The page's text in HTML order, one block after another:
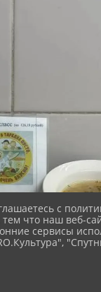
с
что наш веб-
сервисы